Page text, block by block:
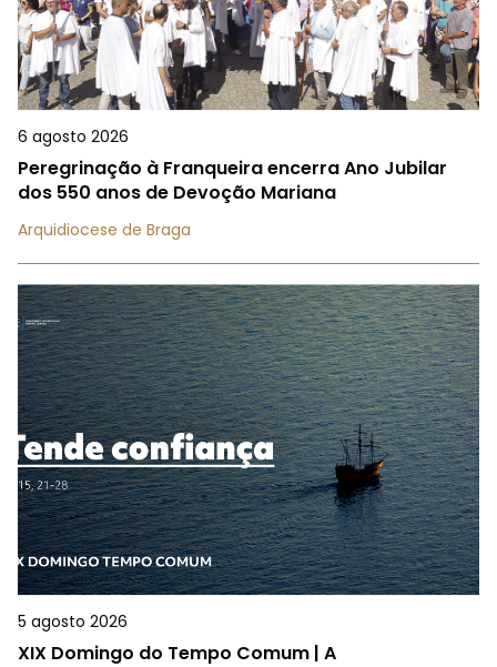
6 agosto 2026
Peregrinação à Franqueira encerra Ano Jubilar
dos 550 anos de Devoção Mariana
Arquidiocese de Braga
5 agosto 2026
XIX Domingo do Tempo Comum | A